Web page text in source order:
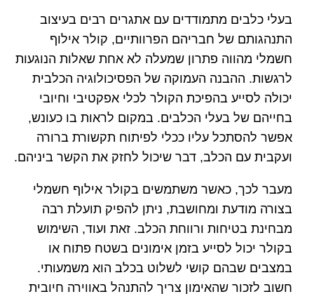
בעלי כלבים מתמודדים עם אתגרים רבים בעיצוב
התנהגותם של חבריהם הפרוותיים, קולר אילוף
חשמלי מהווה פתרון שמעלה לא אחת שאלות הנוגעות
לרגשות. ההבנה העמוקה של הפסיכולוגיה הכלבית
יכולה לסייע בהפיכת הקולר לכלי אפקטיבי וחיובי
בחייהם של בעלי הכלבים. במקום לראות בו כעונש,
אפשר להסתכל עליו ככלי לפיתוח תקשורת ברורה
ועקבית עם הכלב, דבר שיכול לחזק את הקשר ביניהם.
מעבר לכך, כאשר משתמשים בקולר אילוף חשמלי
בצורה מודעת ומחושבת, ניתן להפיק תועלת רבה
מבחינת בטיחות ורווחת הכלב. זאת ועוד, השימוש
בקולר יכול לסייע בזמן אימונים בשטח פתוח או
במצבים שבהם קושי לשלוט בכלב הוא משמעותי.
חשוב לזכור שהאימון צריך להתנהל באווירה חיובית